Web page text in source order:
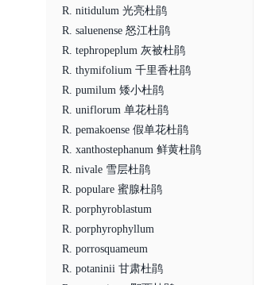
R. nitidulum 光亮杜鹃
R. saluenense 怒江杜鹃
R. tephropeplum 灰被杜鹃
R. thymifolium 千里香杜鹃
R. pumilum 矮小杜鹃
R. uniflorum 单花杜鹃
R. pemakoense 假单花杜鹃
R. xanthostephanum 鲜黄杜鹃
R. nivale 雪层杜鹃
R. populare 蜜腺杜鹃
R. porphyroblastum
R. porphyrophyllum
R. porrosquameum
R. potaninii 甘肃杜鹃